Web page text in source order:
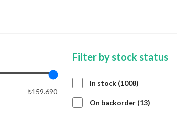
₺159.690
Filter by stock status
In stock 10081008
On backorder 1313